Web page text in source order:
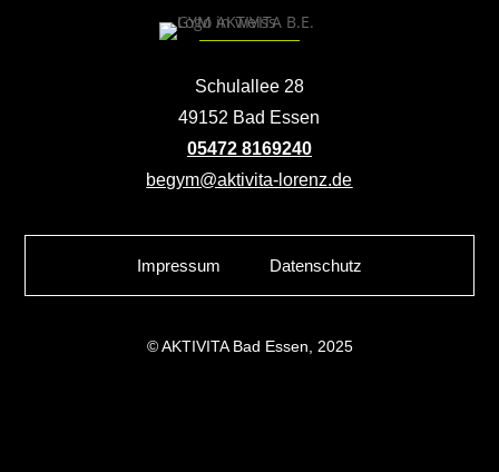
Schulallee 28
49152 Bad Essen
05472 8169240
begym@aktivita-lorenz.de
Impressum Datenschutz
© AKTIVITA Bad Essen, 2025